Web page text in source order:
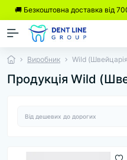
🚚 Безкоштовна доставка від
Виробник Wild
Продукція Wild